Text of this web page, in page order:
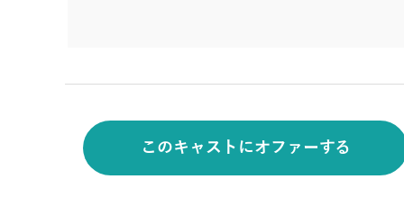
このキャストにオファーする